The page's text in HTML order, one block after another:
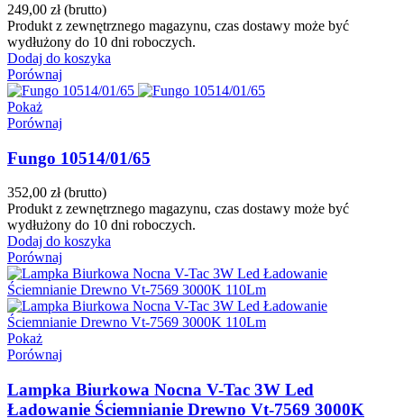
249,00 zł (brutto)
Produkt z zewnętrznego magazynu, czas dostawy może być
wydłużony do 10 dni roboczych.
Dodaj do koszyka
Porównaj
Pokaż
Porównaj
Fungo 10514/01/65
352,00 zł (brutto)
Produkt z zewnętrznego magazynu, czas dostawy może być
wydłużony do 10 dni roboczych.
Dodaj do koszyka
Porównaj
Pokaż
Porównaj
Lampka Biurkowa Nocna V-Tac 3W Led
Ładowanie Ściemnianie Drewno Vt-7569 3000K